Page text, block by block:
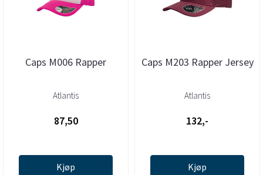
Caps M006 Rapper
Atlantis
87,50
Kjøp
Caps M203 Rapper Jersey
Atlantis
132,-
Kjøp